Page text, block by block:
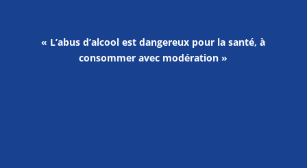
« L’abus d’alcool est dangereux pour la santé, à
consommer avec modération »